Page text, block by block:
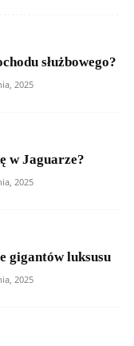
służbowego?
2025
w Jaguarze?
2025
gigantów luksusu
2025